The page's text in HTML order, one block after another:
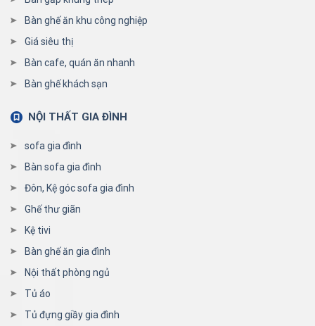
Bàn ghế ăn khu công nghiệp
Giá siêu thị
Bàn cafe, quán ăn nhanh
Bàn ghế khách sạn
NỘI THẤT GIA ĐÌNH
sofa gia đình
Bàn sofa gia đình
Đôn, Kệ góc sofa gia đình
Ghế thư giãn
Kệ tivi
Bàn ghế ăn gia đình
Nội thất phòng ngủ
Tủ áo
Tủ đựng giầy gia đình